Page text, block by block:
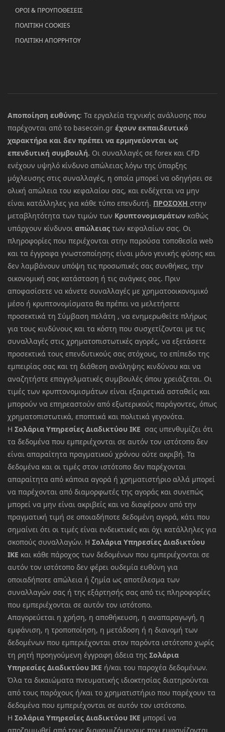
ΟΡΟΙ & ΠΡΟΥΠΟΘΕΣΕΙΣ
ΠΟΛΙΤΙΚΗ COOKIES
ΠΟΛΙΤΙΚΗ ΑΠΟΡΡΗΤΟΥ
Αποποίηση ευθύνης: Τα εργαλεία τεχνικής ανάλυσης που
παρέχονται από το basecoin.gr έχουν εκπαιδευτικό
χαρακτήρα και δεν πρέπει να ερμηνεύονται ως
επενδυτική συμβουλή. Οι συναλλαγές σε forex και CFD
ενέχουν υψηλό κίνδυνο απώλειας λόγω της ύπαρξης
μόχλευσης στις συναλλαγές, η οποία μπορεί να οδηγήσει σε
ολική απώλεια του κεφαλαίου σας, και ενδέχεται να μην
είναι κατάλληλες για κάθε τύπο επενδυτή. ΠΡΟΣΟΧΗ στην
μεταβλητότητα των τιμών των Κρυπτονομισμάτων καθώς
υπάρχουν κίνδυνοι απώλειας των κεφαλαίων σας. Οι
πληροφορίες που περιέχονται στην παρούσα τοποθεσία web
και τα έγγραφα γνωστοποίησης είναι μόνο γενικής φύσης και
δεν λαμβάνουν υπόψη τις προσωπικές σας συνθήκες, την
οικονομική σας κατάσταση ή τις ανάγκες σας. Πριν
αποφασίσετε να κάνετε συναλλαγές με χρηματοοικονομικό
μέσο ή κρυπτονομίσματα θα πρέπει να μελετήσετε
προσεκτικά τη Σύμβαση πελάτη , να ενημερωθείτε πλήρως
για τους κινδύνους και τα κόστη που συσχετίζονται με τις
συναλλαγές στις χρηματοπιστωτικές αγορές, να εξετάσετε
προσεκτικά τους επενδυτικούς σας στόχους, το επίπεδο της
εμπειρίας σας και τη διάθεση ανάληψης κινδύνου και να
αναζητήστε επαγγελματικές συμβουλές όπου χρειάζεται. Οι
τιμές των κρυπτονομισμάτων είναι εξαιρετικά ασταθείς και
μπορούν να επηρεαστούν από εξωτερικούς παράγοντες, όπως
χρηματοπιστωτικά, εποπτικά και πολιτικά γεγονότα.
Η Σολάρια Υπηρεσίες Διαδικτύου ΙΚΕ σας υπενθυμίζει ότι
τα δεδομένα που εμπεριέχονται σε αυτόν τον ιστότοπο δεν
είναι απαραίτητα πραγματικού χρόνου ούτε ακριβή. Τα
δεδομένα και οι τιμές στον ιστότοπο δεν παρέχονται
απαραίτητα από κάποια αγορά ή χρηματιστήριο αλλά μπορεί
να παρέχονται από διαμορφωτές της αγοράς και συνεπώς
μπορεί να μην είναι ακριβείς και να διαφέρουν από την
πραγματική τιμή σε οποιαδήποτε δεδομένη αγορά, κάτι που
σημαίνει ότι οι τιμές είναι ενδεικτικές και όχι κατάλληλες για
σκοπούς συναλλαγών. Η Σολάρια Υπηρεσίες Διαδικτύου
ΙΚΕ και κάθε πάροχος των δεδομένων που εμπεριέχονται σε
αυτόν τον ιστότοπο δεν φέρει ουδεμία ευθύνη για
οποιαδήποτε απώλεια ή ζημία ως αποτέλεσμα των
συναλλαγών σας ή της εξάρτησής σας από τις πληροφορίες
που εμπεριέχονται σε αυτόν τον ιστότοπο.
Απαγορεύεται η χρήση, η αποθήκευση, η αναπαραγωγή, η
εμφάνιση, η τροποποίηση, η μετάδοση ή η διανομή των
δεδομένων που εμπεριέχονται στον παρόντα ιστότοπο χωρίς
τη ρητή προηγούμενη έγγραφη άδεια της Σολάρια
Υπηρεσίες Διαδικτύου ΙΚΕ ή/και του παροχέα δεδομένων.
Όλα τα δικαιώματα πνευματικής ιδιοκτησίας διατηρούνται
από τους παρόχους ή/και το χρηματιστήριο που παρέχουν τα
δεδομένα που εμπεριέχονται σε αυτόν τον ιστότοπο.
Η Σολάρια Υπηρεσίες Διαδικτύου ΙΚΕ μπορεί να
αποζημιωθεί από τους διαφημιζόμενους που εμφανίζονται